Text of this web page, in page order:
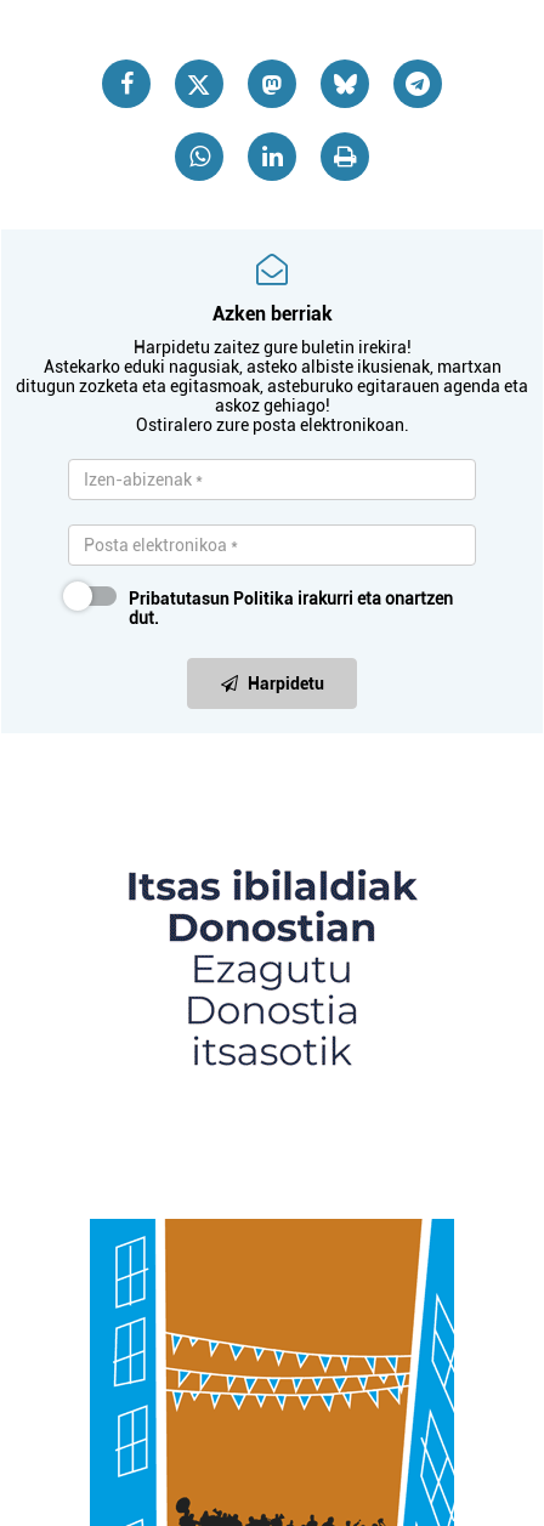
Azken berriak
Harpidetu zaitez gure buletin irekira!
Astekarko eduki nagusiak, asteko albiste ikusienak, martxan
ditugun zozketa eta egitasmoak, asteburuko egitarauen agenda eta
askoz gehiago!
Ostiralero zure posta elektronikoan.
Pribatutasun Politika irakurri eta onartzen
dut.
Harpidetu